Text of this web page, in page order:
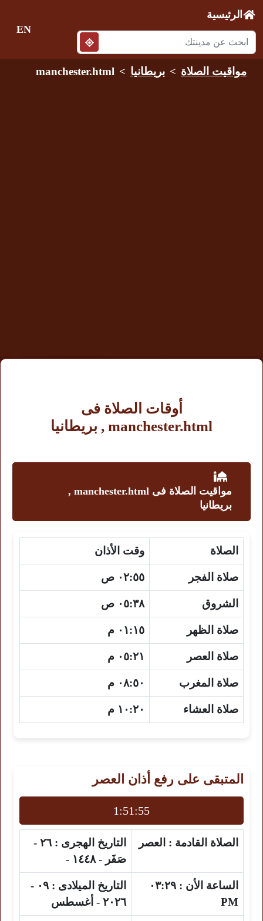
الرئيسية
EN
مواقيت الصلاة بريطانيا manchester.html
أوقات الصلاة فى
manchester.html , بريطانيا
مواقيت الصلاة فى manchester.html ,
بريطانيا
الصلاة وقت الأذان
صلاة الفجر ٠٢:٥٥ ص
الشروق ٠٥:٣٨ ص
صلاة الظهر ٠١:١٥ م
صلاة العصر ٠٥:٢١ م
صلاة المغرب ٠٨:٥٠ م
صلاة العشاء ١٠:٢٠ م
المتبقى على رفع أذان العصر
1:51:54
الصلاة القادمة : العصر التاريخ الهجرى :
٢٦ -
صَفَر - ١٤٤٨ -
الساعة الأن : ٠٣:٢٩
PM
التاريخ الميلادى :
٠٩ -
٢٠٢٦ - أغسطس